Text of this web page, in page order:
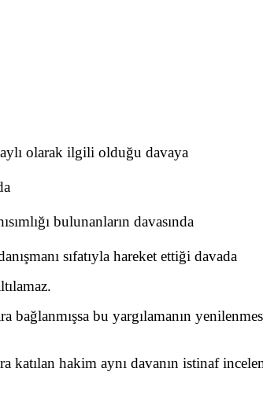
olarak ilgili olduğu davaya
bulunanların davasında
sıfatıyla hareket ettiği davada
bağlanmışsa bu yargılamanın
katılan hakim aynı davanın istinaf